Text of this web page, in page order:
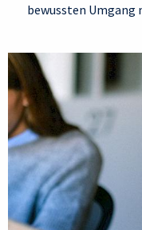
bewussten